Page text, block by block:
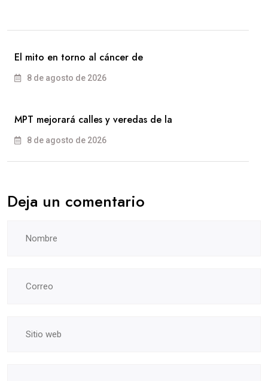
El mito en torno al cáncer de
8 de agosto de 2026
MPT mejorará calles y veredas de la
8 de agosto de 2026
Deja un comentario